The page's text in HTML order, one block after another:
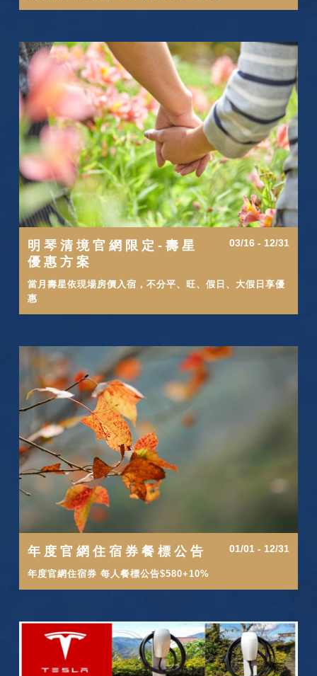
明琴清境官網限定-壽星
優惠方案
03/16 - 12/31
當月壽星依現場房價入宿，不分平、旺、假日、大假日享優
惠
年度官網住宿券餐標公告 01/01 - 12/31
年度官網住宿券 每人餐標公告$580+10%